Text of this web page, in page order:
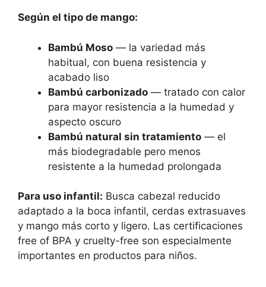
Según el tipo de mango:
Bambú Moso — la variedad más
habitual, con buena resistencia y
acabado liso
Bambú carbonizado — tratado con calor
para mayor resistencia a la humedad y
aspecto oscuro
Bambú natural sin tratamiento — el
más biodegradable pero menos
resistente a la humedad prolongada
Para uso infantil: Busca cabezal reducido
adaptado a la boca infantil, cerdas extrasuaves
y mango más corto y ligero. Las certificaciones
free of BPA y cruelty-free son especialmente
importantes en productos para niños.